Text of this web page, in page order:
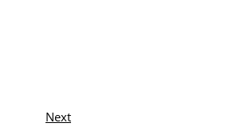
Next